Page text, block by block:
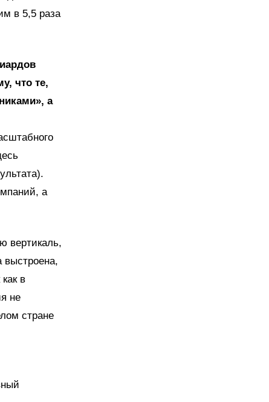
в 5,5 раза
что те,
а
а
вертикаль,
выстроена,
в
не
стране